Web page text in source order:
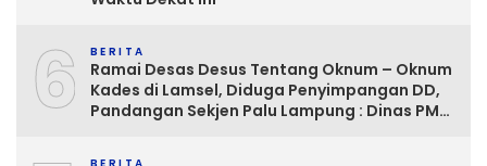
6 BERITA
Ramai Desas Desus Tentang Oknum – Oknum
Kades di Lamsel, Diduga Penyimpangan DD,
Pandangan Sekjen Palu Lampung : Dinas PMD